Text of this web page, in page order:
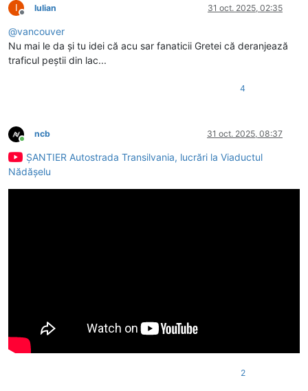
I
Deconectat
Iulian 31 oct. 2025, 02:35
@vancouver
Nu mai le da și tu idei că acu sar fanaticii Gretei că deranjează
traficul peștii din lac...
4
Conectat
ncb 31 oct. 2025, 08:37
ȘANTIER Autostrada Transilvania, lucrări la Viaductul
Nădășelu
2